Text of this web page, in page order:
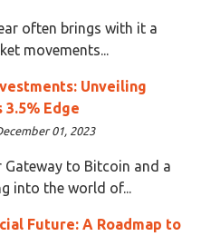
often brings with it a
movements...
Unveiling
3.5% Edge
01, 2023
Gateway to Bitcoin and a
into the world of...
Future: A Roadmap to